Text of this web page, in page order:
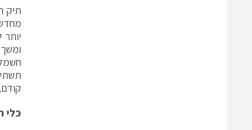
תיק
כלי